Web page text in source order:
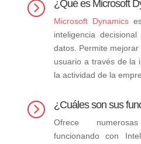
= ¿Qué es Microsoft
Microsoft Dynamics
inteligencia
datos. Permite
usuario a través de la
la actividad de la
= ¿Cuáles son sus
Ofrece
funcionando con